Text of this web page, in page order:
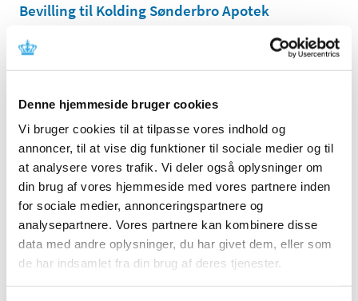
Denne hjemmeside bruger cookies
Vi bruger cookies til at tilpasse vores indhold og
annoncer, til at vise dig funktioner til sociale medier og til
at analysere vores trafik. Vi deler også oplysninger om
din brug af vores hjemmeside med vores partnere inden
for sociale medier, annonceringspartnere og
analysepartnere. Vores partnere kan kombinere disse
data med andre oplysninger, du har givet dem, eller som
de har indsamlet fra din brug af deres tjenester.
Bevilling til Kolding Sønderbro Apotek
Lægemiddelstyrelsen har den 9. april 2018 meddelt Ulrik
Hostrup Larsen bevilling til at drive Kolding Sønderbro…
Adenuric får generelt klausuleret tilskud
| 9. april 2018|
Lægemiddelstyrelsen har besluttet, at Adenuric skal have
generelt klausuleret tilskud med virkning fra 23. april …
Akupunkturnåle med falske CE-mærker
|6. april 2018
Sterile akupunkturnåle med falsk CE-mærke sælges på
nettet. Vær opmærksom på produkterne, da der ikke